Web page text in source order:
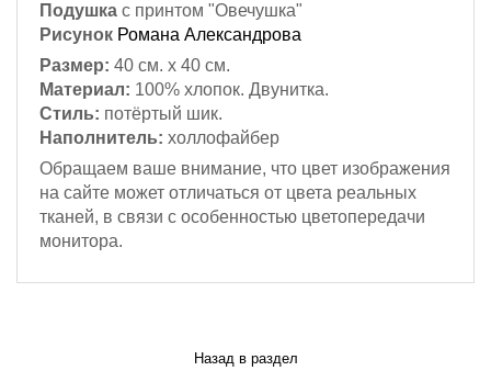
Подушка с принтом "Овечушка"
Рисунок Романа Александрова
Размер: 40 см. х 40 см.
Материал: 100% хлопок. Двунитка.
Стиль: потёртый шик.
Наполнитель: холлофайбер
Обращаем ваше внимание, что цвет изображения
на сайте может отличаться от цвета реальных
тканей, в связи с особенностью цветопередачи
монитора.
Назад в раздел